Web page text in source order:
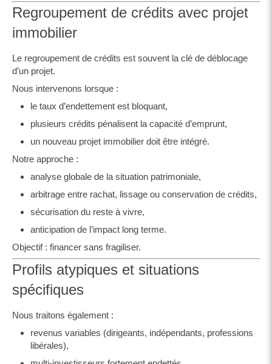
Regroupement de crédits avec projet
immobilier
Le regroupement de crédits est souvent la clé de déblocage
d’un projet.
Nous intervenons lorsque :
le taux d’endettement est bloquant,
plusieurs crédits pénalisent la capacité d’emprunt,
un nouveau projet immobilier doit être intégré.
Notre approche :
analyse globale de la situation patrimoniale,
arbitrage entre rachat, lissage ou conservation de crédits,
sécurisation du reste à vivre,
anticipation de l’impact long terme.
Objectif : financer sans fragiliser.
Profils atypiques et situations
spécifiques
Nous traitons également :
revenus variables (dirigeants, indépendants, professions
libérales),